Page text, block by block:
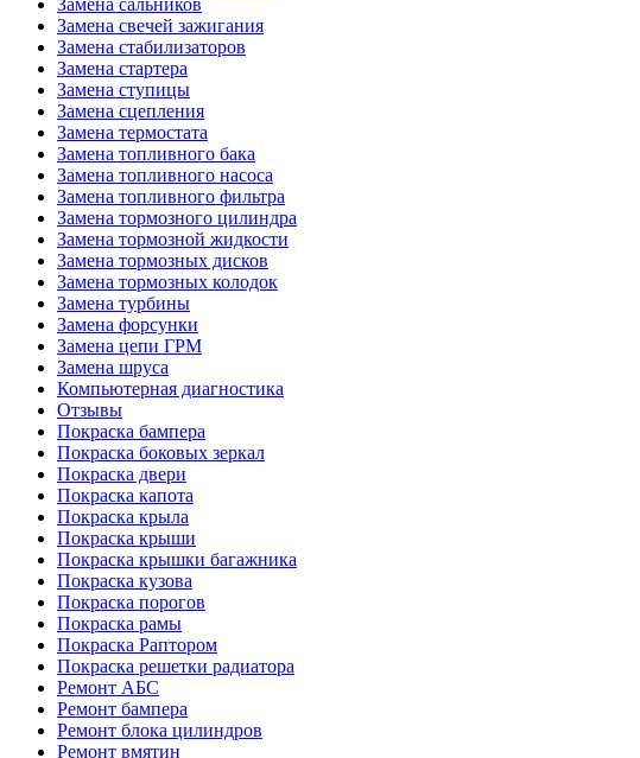
Замена сальников
Замена свечей зажигания
Замена стабилизаторов
Замена стартера
Замена ступицы
Замена сцепления
Замена термостата
Замена топливного бака
Замена топливного насоса
Замена топливного фильтра
Замена тормозного цилиндра
Замена тормозной жидкости
Замена тормозных дисков
Замена тормозных колодок
Замена турбины
Замена форсунки
Замена цепи ГРМ
Замена шруса
Компьютерная диагностика
Отзывы
Покраска бампера
Покраска боковых зеркал
Покраска двери
Покраска капота
Покраска крыла
Покраска крыши
Покраска крышки багажника
Покраска кузова
Покраска порогов
Покраска рамы
Покраска Раптором
Покраска решетки радиатора
Ремонт АБС
Ремонт бампера
Ремонт блока цилиндров
Ремонт вмятин